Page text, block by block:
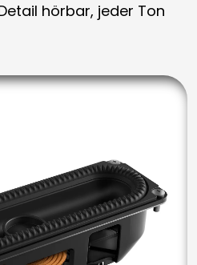
hörbar, jeder Ton